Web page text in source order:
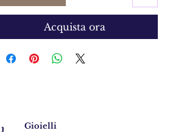
Acquista ora
Gioielli